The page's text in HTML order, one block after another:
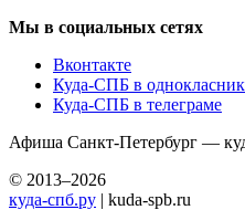
Мы в социальных сетях
Вконтакте
Куда-СПБ в
Куда-СПБ в телеграме
Афиша Санкт-Петербург —
© 2013–2026
куда-спб.ру | kuda-spb.ru